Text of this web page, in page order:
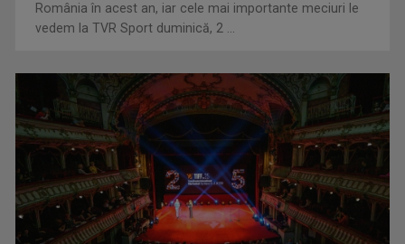
TABLETA DE SĂNĂTATE
Emisiune dedicată informaţiei şi educaţiei ...
MIHNEA STOICA
România în acest an, iar cele mai importante meciuri le
vedem la TVR Sport duminică, 2 ...